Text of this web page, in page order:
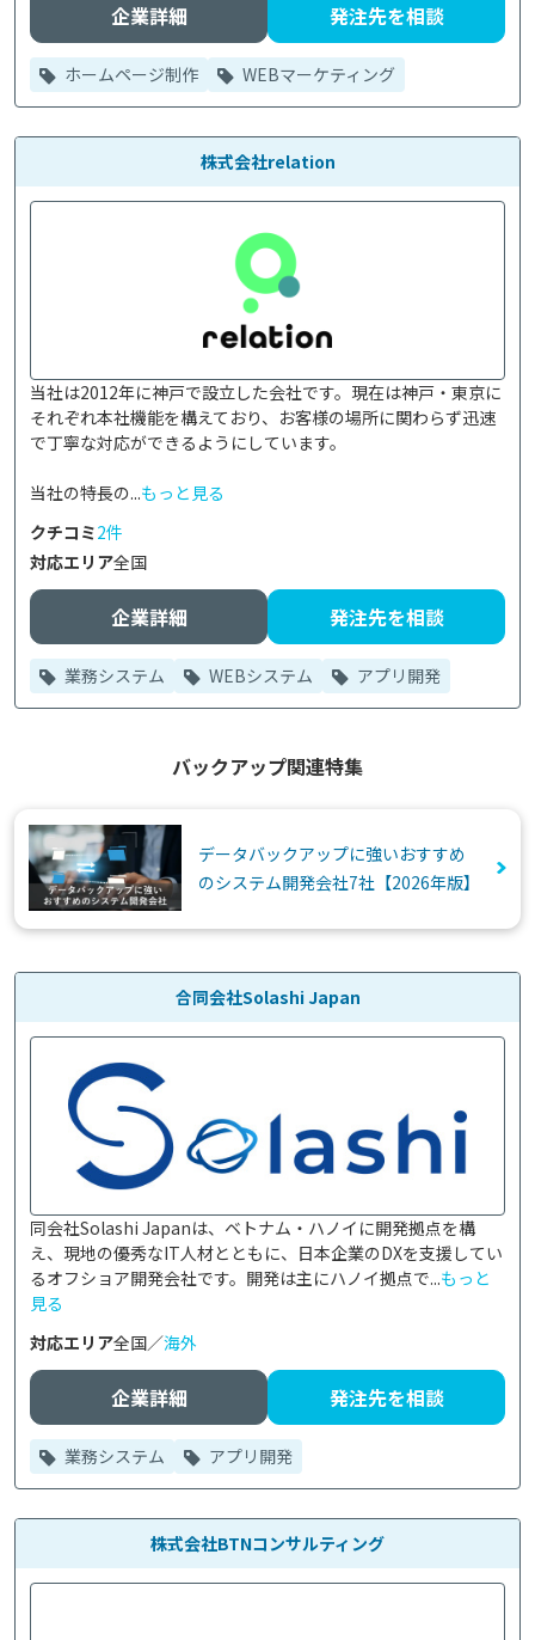
企業詳細 発注先を相談
ホームページ制作 WEBマーケティング
株式会社relation
当社は2012年に神戸で設立した会社です。現在は神戸・東京に
それぞれ本社機能を構えており、お客様の場所に関わらず迅速
で丁寧な対応ができるようにしています。
当社の特長の...もっと見る
クチコミ2件
対応エリア全国
企業詳細 発注先を相談
業務システム WEBシステム アプリ開発
バックアップ関連特集
データバックアップに強いおすすめ
のシステム開発会社7社【2026年版】
合同会社Solashi Japan
同会社Solashi Japanは、ベトナム・ハノイに開発拠点を構
え、現地の優秀なIT人材とともに、日本企業のDXを支援してい
るオフショア開発会社です。開発は主にハノイ拠点で...もっと
見る
対応エリア全国／海外
企業詳細 発注先を相談
業務システム アプリ開発
株式会社BTNコンサルティング